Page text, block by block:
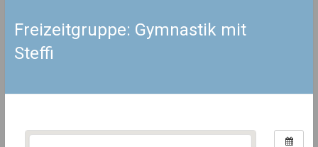
Freizeitgruppe: Gymnastik mit
Steffi